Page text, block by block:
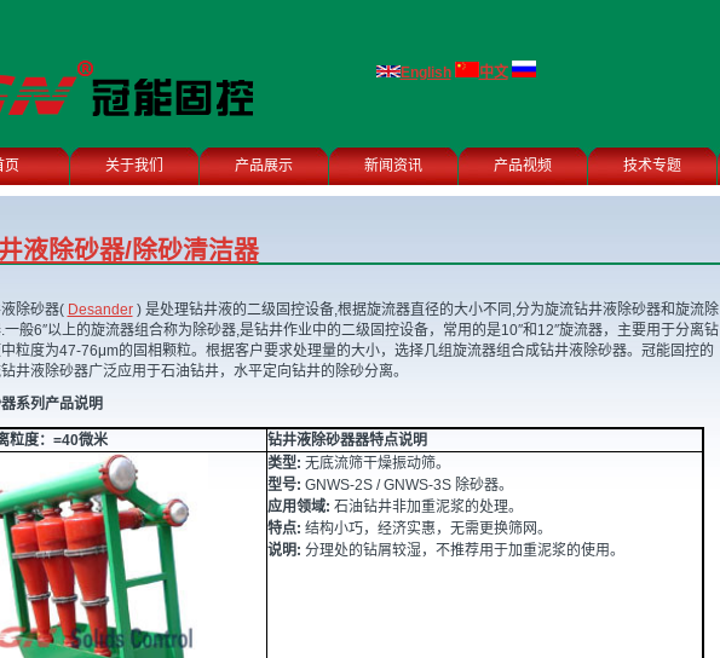
English 中文
页
关于我们 产品展示 新闻资讯 产品视频 技术专题
液除砂器/除砂清洁器
除砂器( Desander) 是处理钻井液的二级固控设备,根据旋流器直径的大小不同,分为旋流钻井液除砂器和旋流除
一般6″以上的旋流器组合称为除砂器,是钻井作业中的二级固控设备，常用的是10″和12″旋流器，主要用于分离钻
粒度为47-76μm的固相颗粒。根据客户要求处理量的大小，选择几组旋流器组合成钻井液除砂器。冠能固控的
井液除砂器广泛应用于石油钻井，水平定向钻井的除砂分离。
系列产品说明
粒度：=40微米
钻井液除砂器器特点说明
类型: 无底流筛干燥振动筛。
型号: GNWS-2S / GNWS-3S 除砂器。
应用领域: 石油钻井非加重泥浆的处理。
特点: 结构小巧，经济实惠，无需更换筛网。
说明: 分理处的钻屑较湿，不推荐用于加重泥浆的使用。